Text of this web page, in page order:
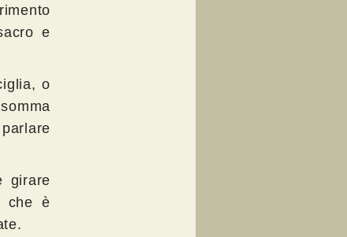
e
o
girare
che è